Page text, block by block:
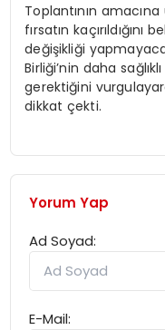
Toplantının
fırsatın
değişikliği
Birliği’nin daha
gerektiğini
dikkat çekti.
Yorum Yap
Ad Soyad:
E-Mail: